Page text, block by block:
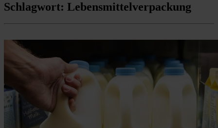
Schlagwort: Lebensmittelverpackung